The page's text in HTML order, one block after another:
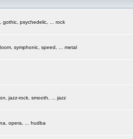
gothic, psychedelic, ... rock
symphonic, speed, ... metal
jazz-rock, smooth, ... jazz
opera, ... hudba